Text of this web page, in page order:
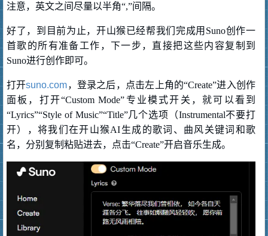
注意，英文之间尽量以半角“,”间隔。
好了，到目前为止，开山猴已经帮我们完成用Suno创作一
首歌的所有准备工作，下一步，直接把这些内容复制到
Suno进行创作即可。
打开suno.com，登录之后，点击左上角的“Create”进入创作
面板，打开“Custom Mode”专业模式开关，就可以看到
“Lyrics”“Style of Music”“Title”几个选项（Instrumental不要打
开），将我们在开山猴AI生成的歌词、曲风关键词和歌
名，分别复制粘贴进去，点击“Create”开启音乐生成。